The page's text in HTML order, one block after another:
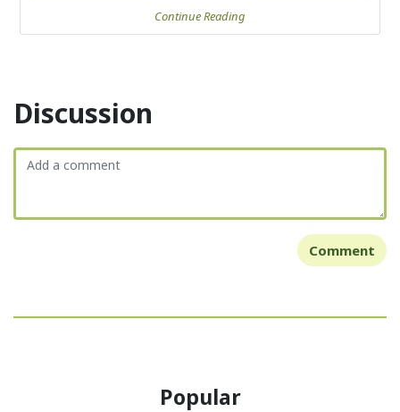
Continue Reading
Discussion
Comment
Popular